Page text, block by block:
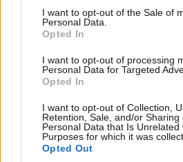
consent section.
I want to opt-out of the Sale of
Personal Data.
Opted In
I want to opt-out of processing
Personal Data for Targeted
Opted In
I want to opt-out of Collection,
Retention, Sale, and/or Sharing
Personal Data that Is Unrelated
Purposes for which it was
Opted Out
Διαβάστε και ακολουθήστε τους
TRENDING